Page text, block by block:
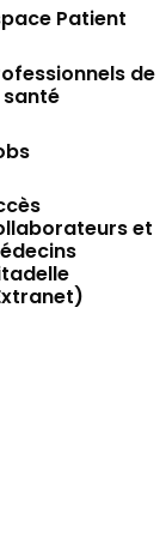
Patient
de
et